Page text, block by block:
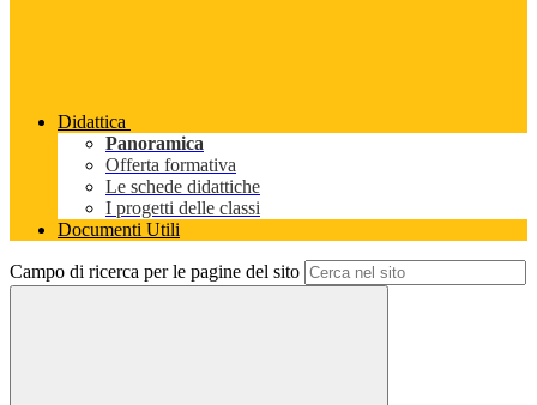
Didattica
Panoramica
Offerta formativa
Le schede didattiche
I progetti delle classi
Documenti Utili
Campo di ricerca per le pagine del sito